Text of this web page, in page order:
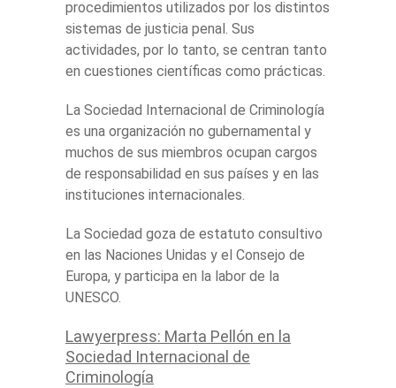
procedimientos utilizados por los distintos
sistemas de justicia penal. Sus
actividades, por lo tanto, se centran tanto
en cuestiones científicas como prácticas.
La Sociedad Internacional de Criminología
es una organización no gubernamental y
muchos de sus miembros ocupan cargos
de responsabilidad en sus países y en las
instituciones internacionales.
La Sociedad goza de estatuto consultivo
en las Naciones Unidas y el Consejo de
Europa, y participa en la labor de la
UNESCO.
Lawyerpress: Marta Pellón en la
Sociedad Internacional de
Criminología